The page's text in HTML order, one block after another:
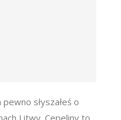
słyszałeś o